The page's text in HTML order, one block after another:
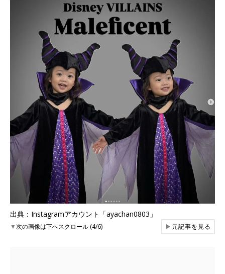
出典：Instagramアカウント「ayachan0803」
▼次の画像は下へスクロール (4/6) ▶元記事を見る